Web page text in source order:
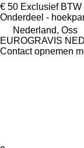
€ 50 Exclusief BTW
Onderdeel -
Nederland, Oss
EUROGRAVIS
Contact opnemen